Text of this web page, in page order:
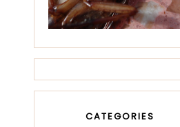
CATEGORIES